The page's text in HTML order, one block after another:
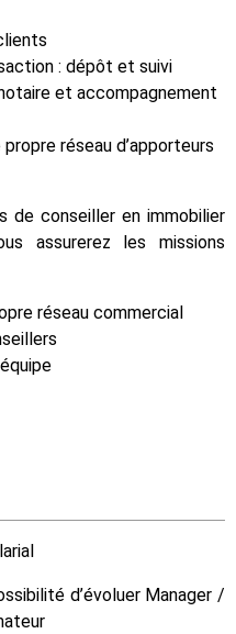
: dépôt et suivi
et accompagnement
réseau d’apporteurs
de conseiller en immobilier
assurerez les missions
réseau commercial
d’évoluer Manager /